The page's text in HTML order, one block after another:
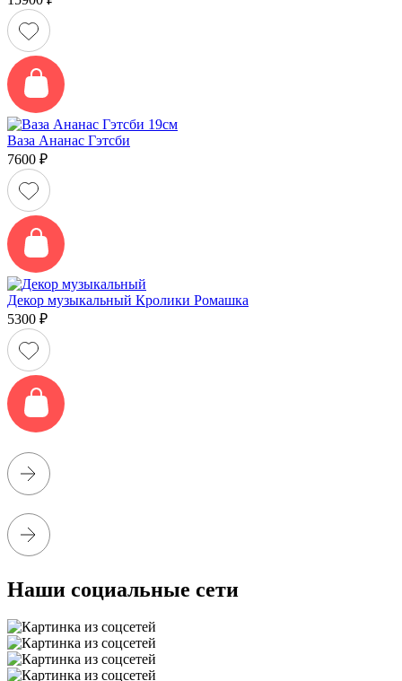
Ваза Ананас Гэтсби
7600 ₽
Декор музыкальный Кролики Ромашка
5300 ₽
Наши социальные сети